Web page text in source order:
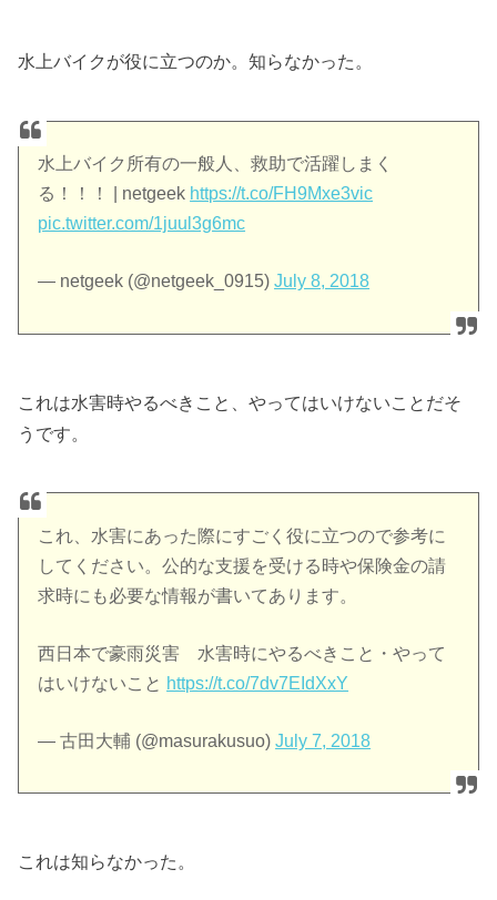
水上バイクが役に立つのか。知らなかった。
水上バイク所有の一般人、救助で活躍しまく
る！！！ | netgeek https://t.co/FH9Mxe3vic
pic.twitter.com/1juul3g6mc
— netgeek (@netgeek_0915)July 8, 2018
これは水害時やるべきこと、やってはいけないことだそ
うです。
これ、水害にあった際にすごく役に立つので参考に
してください。公的な支援を受ける時や保険金の請
求時にも必要な情報が書いてあります。
西日本で豪雨災害 水害時にやるべきこと・やって
はいけないこと https://t.co/7dv7EIdXxY
— 古田大輔 (@masurakusuo)July 7, 2018
これは知らなかった。